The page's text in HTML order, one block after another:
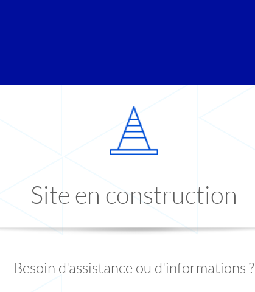
Site en construction
Besoin d'assistance ou d'informations ?